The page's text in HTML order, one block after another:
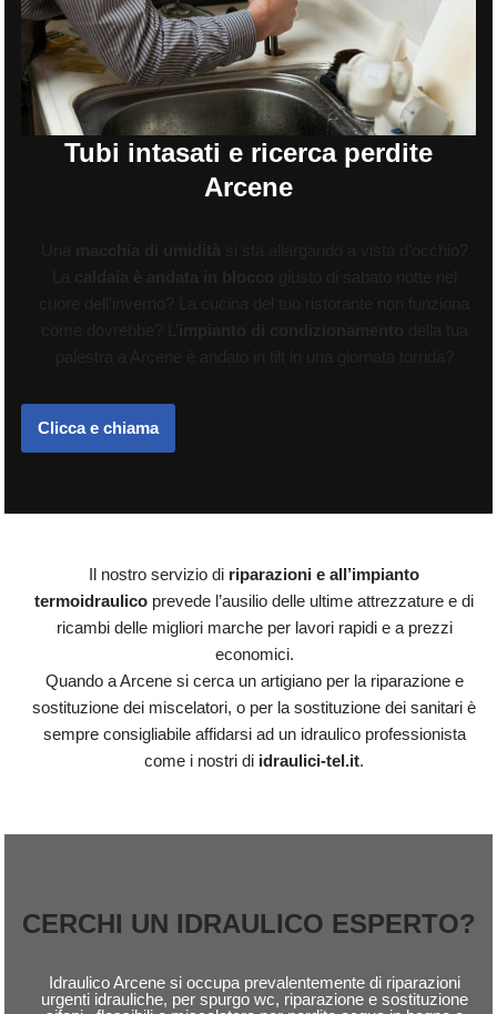
Tubi intasati e ricerca perdite
Arcene
Clicca e chiama
Il nostro servizio di riparazioni e all’impianto
termoidraulico prevede l’ausilio delle ultime attrezzature e di
ricambi delle migliori marche per lavori rapidi e a prezzi
economici.
Quando a Arcene si cerca un artigiano per la riparazione e
sostituzione dei miscelatori, o per la sostituzione dei sanitari è
sempre consigliabile affidarsi ad un idraulico professionista
come i nostri di idraulici-tel.it.
CERCHI UN IDRAULICO ESPERTO?
Idraulico Arcene si occupa prevalentemente di riparazioni
urgenti idrauliche, per spurgo wc, riparazione e sostituzione